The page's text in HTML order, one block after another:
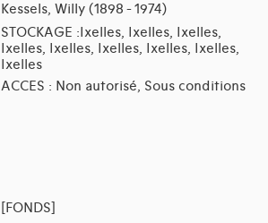
Kessels, Willy (1898 - 1974)
STOCKAGE :Ixelles, Ixelles, Ixelles,
Ixelles, Ixelles, Ixelles, Ixelles, Ixelles,
Ixelles
ACCES : Non autorisé, Sous conditions
[FONDS]